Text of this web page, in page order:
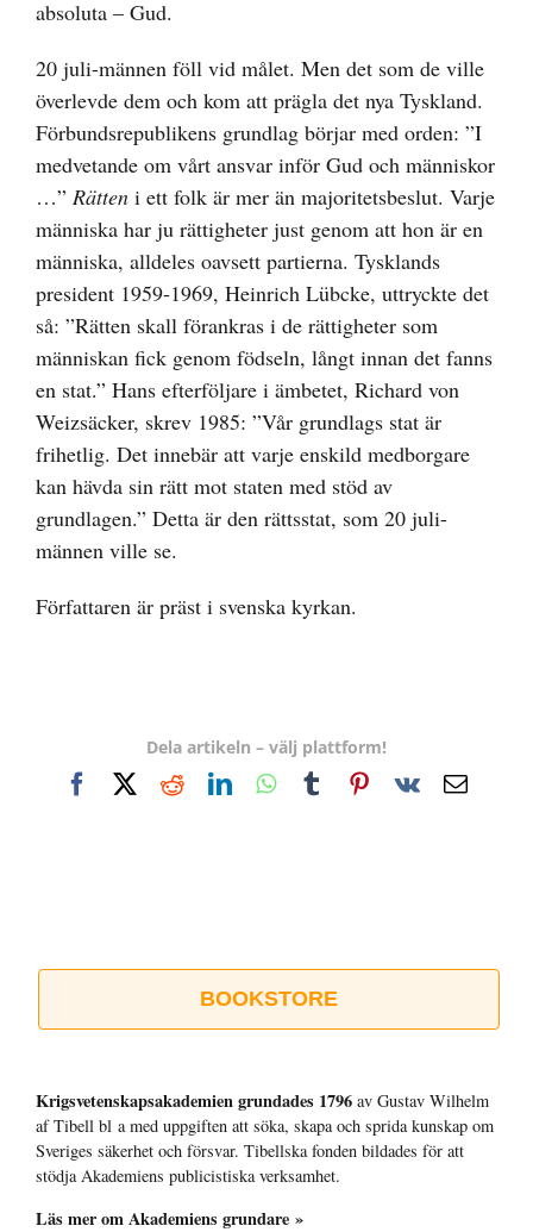
absoluta – Gud.
20 juli-männen föll vid målet. Men det som de ville
överlevde dem och kom att prägla det nya Tyskland.
Förbundsrepublikens grundlag börjar med orden: ”I
medvetande om vårt ansvar inför Gud och människor
…” Rätten i ett folk är mer än majoritetsbeslut. Varje
människa har ju rättigheter just genom att hon är en
människa, alldeles oavsett partierna. Tysklands
president 1959-1969, Heinrich Lübcke, uttryckte det
så: ”Rätten skall förankras i de rättigheter som
människan fick genom födseln, långt innan det fanns
en stat.” Hans efterföljare i ämbetet, Richard von
Weizsäcker, skrev 1985: ”Vår grundlags stat är
frihetlig. Det innebär att varje enskild medborgare
kan hävda sin rätt mot staten med stöd av
grundlagen.” Detta är den rättsstat, som 20 juli-
männen ville se.
Författaren är präst i svenska kyrkan.
Dela artikeln – välj plattform!
FacebookRedditLinkedInWhatsApp
TumblrPinterest
Vk
E-
BOOKSTORE
Krigsvetenskap­sakademien grundades 1796 av Gustav Wilhelm
af Tibell bl a med uppgiften att söka, skapa och sprida kunskap om
Sveriges säkerhet och försvar. Tibellska fonden bildades för att
stödja Akademiens publicistiska verksamhet.
Läs mer om Akademiens grundare »